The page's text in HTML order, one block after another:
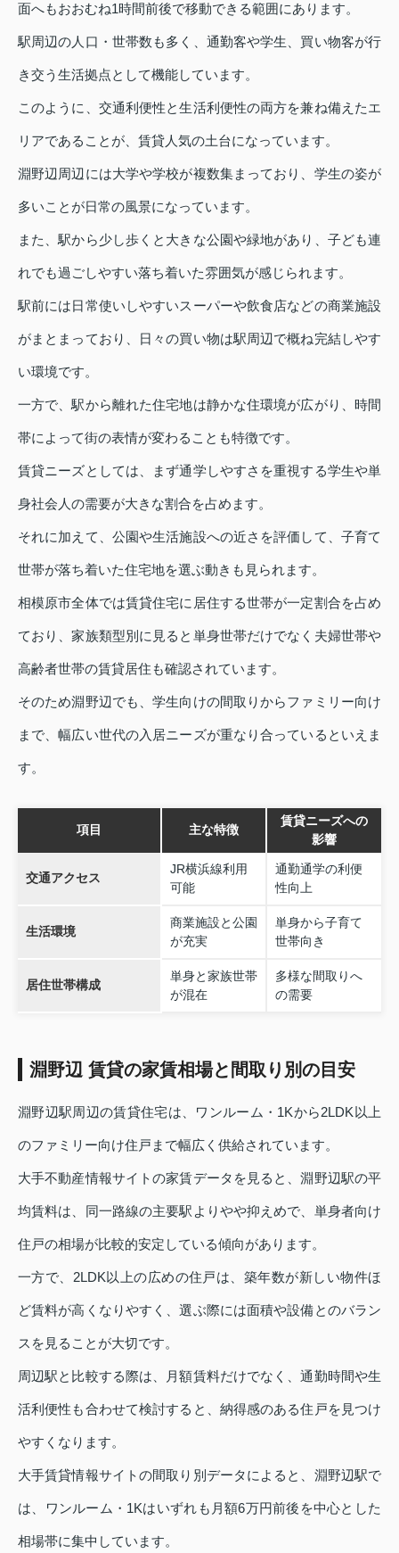
面へもおおむね1時間前後で移動できる範囲にあります。
駅周辺の人口・世帯数も多く、通勤客や学生、買い物客が行
き交う生活拠点として機能しています。
このように、交通利便性と生活利便性の両方を兼ね備えたエ
リアであることが、賃貸人気の土台になっています。
淵野辺周辺には大学や学校が複数集まっており、学生の姿が
多いことが日常の風景になっています。
また、駅から少し歩くと大きな公園や緑地があり、子ども連
れでも過ごしやすい落ち着いた雰囲気が感じられます。
駅前には日常使いしやすいスーパーや飲食店などの商業施設
がまとまっており、日々の買い物は駅周辺で概ね完結しやす
い環境です。
一方で、駅から離れた住宅地は静かな住環境が広がり、時間
帯によって街の表情が変わることも特徴です。
賃貸ニーズとしては、まず通学しやすさを重視する学生や単
身社会人の需要が大きな割合を占めます。
それに加えて、公園や生活施設への近さを評価して、子育て
世帯が落ち着いた住宅地を選ぶ動きも見られます。
相模原市全体では賃貸住宅に居住する世帯が一定割合を占め
ており、家族類型別に見ると単身世帯だけでなく夫婦世帯や
高齢者世帯の賃貸居住も確認されています。
そのため淵野辺でも、学生向けの間取りからファミリー向け
まで、幅広い世代の入居ニーズが重なり合っているといえま
す。
項目 主な特徴
賃貸ニーズへの
影響
交通アクセス
JR横浜線利用
可能
通勤通学の利便
性向上
生活環境
商業施設と公園
が充実
単身から子育て
世帯向き
居住世帯構成
単身と家族世帯
が混在
多様な間取りへ
の需要
淵野辺 賃貸の家賃相場と間取り別の目安
淵野辺駅周辺の賃貸住宅は、ワンルーム・1Kから2LDK以上
のファミリー向け住戸まで幅広く供給されています。
大手不動産情報サイトの家賃データを見ると、淵野辺駅の平
均賃料は、同一路線の主要駅よりやや抑えめで、単身者向け
住戸の相場が比較的安定している傾向があります。
一方で、2LDK以上の広めの住戸は、築年数が新しい物件ほ
ど賃料が高くなりやすく、選ぶ際には面積や設備とのバラン
スを見ることが大切です。
周辺駅と比較する際は、月額賃料だけでなく、通勤時間や生
活利便性も合わせて検討すると、納得感のある住戸を見つけ
やすくなります。
大手賃貸情報サイトの間取り別データによると、淵野辺駅で
は、ワンルーム・1Kはいずれも月額6万円前後を中心とした
相場帯に集中しています。